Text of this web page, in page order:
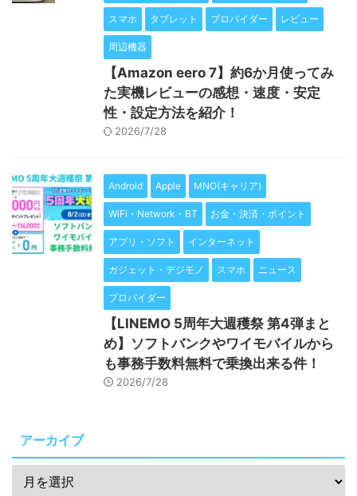
スマホ タブレット プロバイダー レビュー
周辺機器
【Amazon eero 7】約6か月使ってみ
た実機レビューの感想・速度・安定
性・設定方法を紹介！
2026/7/28
Android Apple MNO(キャリア)
WiFi・Network・BT お金・決済・ポイント
アプリ・ソフト インターネット
ガジェット・デジモノ スマホ ニュース
プロバイダー
【LINEMO 5周年大週穫祭 第4弾まと
め】ソフトバンクやワイモバイルから
も事務手数料無料で乗換出来る件！
2026/7/28
アーカイブ